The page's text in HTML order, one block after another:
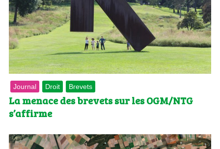
Journal Droit Brevets
La menace des brevets sur les OGM/NTG
s’affirme